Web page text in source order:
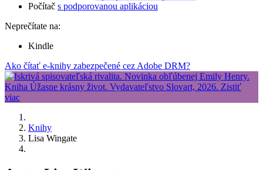
Počítač s podporovanou aplikáciou
Neprečítate na:
Kindle
Ako čítať e-knihy zabezpečené cez Adobe DRM?
Knihy
Lisa Wingate